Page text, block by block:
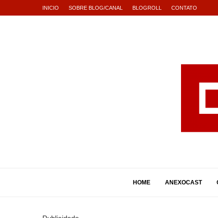
INICIO SOBRE BLOG/CANAL BLOGROLL CONTATO
HOME ANEXOCAST